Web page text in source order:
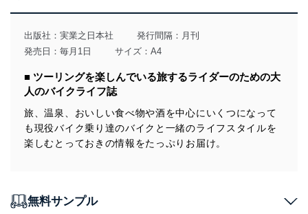
その他の規範を遵守します。また、当社の管理の仕組み
に、これらの法令及びその他の規範を常に適合させま
す。
当社は、個人情報の正確性及び安全性を確保するため
に、下記セキュリティ対策をはじめとする安全対策を実
施し、個人情報の漏えい、滅失またはき損の防止及び是
正に努めます。
アクセス制御
出版社： 実業之日本社
発行間隔：月刊
発売日：毎月1日
サイズ：A4
■ ツーリングを楽しんでいる旅するライダーのための大
人のバイクライフ誌
旅、温泉、おいしい食べ物や酒を中心にいくつになって
も現役バイク乗り達のバイクと一緒のライフスタイルを
楽しむとっておきの情報をたっぷりお届け。
無料サンプル